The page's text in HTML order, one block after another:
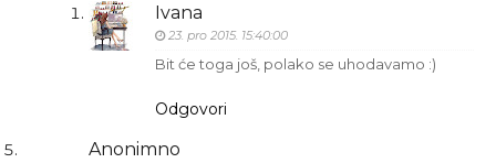
Ivana
23. pro 2015. 15:40:00
Bit će toga još, polako se uhodavamo :)
Odgovori
Anonimno